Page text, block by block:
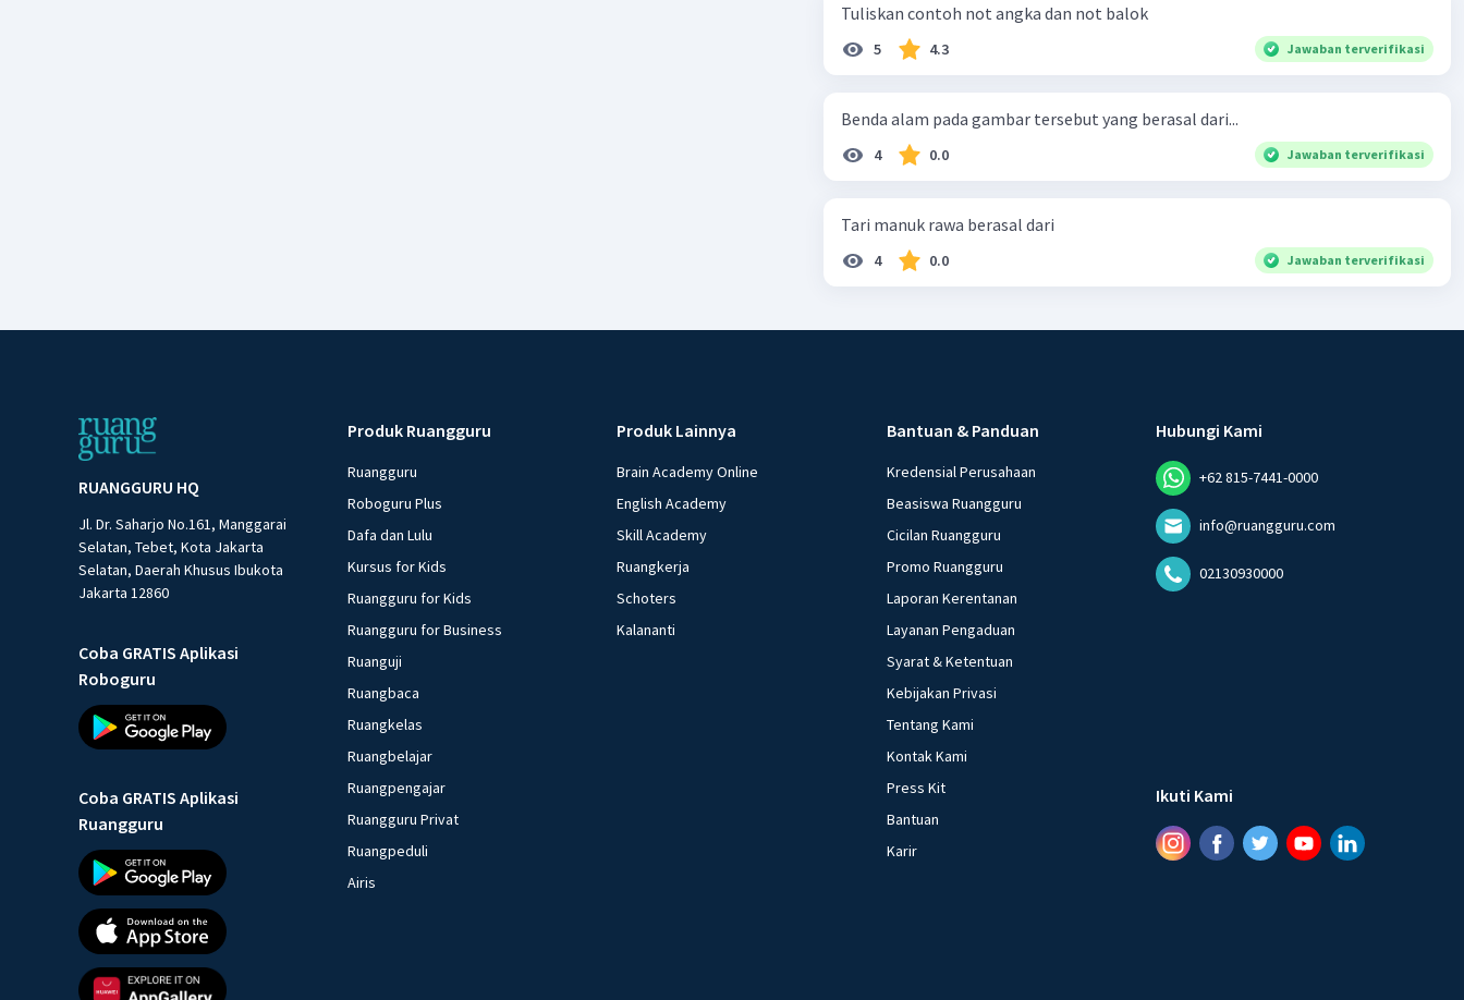
Tuliskan contoh not angka dan not balok​
5 4.3 Jawaban terverifikasi
Benda alam pada gambar tersebut yang berasal dari...
4 0.0 Jawaban terverifikasi
Tari manuk rawa berasal dari
4 0.0 Jawaban terverifikasi
RUANGGURU HQ
Jl. Dr. Saharjo No.161, Manggarai
Selatan, Tebet, Kota Jakarta
Selatan, Daerah Khusus Ibukota
Jakarta 12860
Coba GRATIS Aplikasi
Roboguru
Coba GRATIS Aplikasi
Ruangguru
Produk Ruangguru
Ruangguru
Roboguru Plus
Dafa dan Lulu
Kursus for Kids
Ruangguru for Kids
Ruangguru for Business
Ruanguji
Ruangbaca
Ruangkelas
Ruangbelajar
Ruangpengajar
Ruangguru Privat
Ruangpeduli
Airis
Produk Lainnya
Brain Academy Online
English Academy
Skill Academy
Ruangkerja
Schoters
Kalananti
Bantuan & Panduan
Kredensial Perusahaan
Beasiswa Ruangguru
Cicilan Ruangguru
Promo Ruangguru
Laporan Kerentanan
Layanan Pengaduan
Syarat & Ketentuan
Kebijakan Privasi
Tentang Kami
Kontak Kami
Press Kit
Bantuan
Karir
Hubungi Kami
+62 815-7441-0000
info@ruangguru.com
02130930000
Ikuti Kami